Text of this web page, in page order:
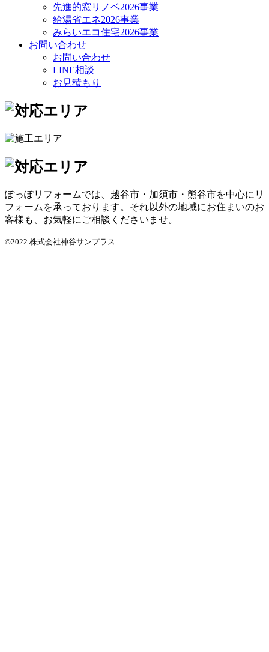
先進的窓リノベ2026事業
給湯省エネ2026事業
みらいエコ住宅2026事業
お問い合わせ
お問い合わせ
LINE相談
お見積もり
ぽっぽリフォームでは、越谷市・加須市・熊谷市を中心にリ
フォームを承っております。それ以外の地域にお住まいのお
客様も、お気軽にご相談くださいませ。
©2022 株式会社神谷サンプラス